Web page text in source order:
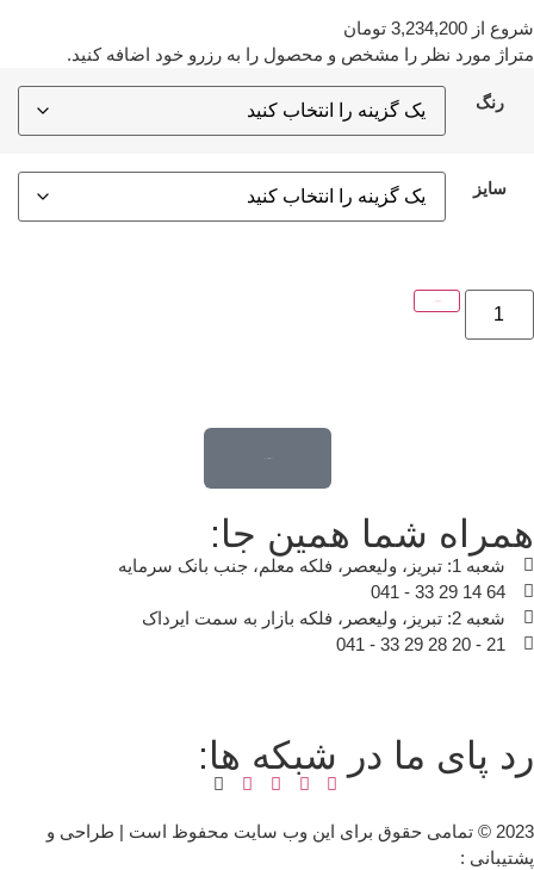
شروع از 3,234,200 تومان
متراژ مورد نظر را مشخص و محصول را به رزرو خود اضافه کنید.
رنگ
سایز
همراه شما همین جا:
شعبه 1: تبریز، ولیعصر، فلکه معلم، جنب بانک سرمایه
64 14 29 33 - 041
شعبه 2: تبریز، ولیعصر، فلکه بازار به سمت ایرداک
21 - 20 28 29 33 - 041
رد پای ما در شبکه ها:
2023 © تمامی حقوق برای این وب سایت محفوظ است | طراحی و
پشتیبانی :